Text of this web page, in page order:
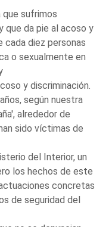
que sufrimos
que da pie al acoso y
cada diez personas
o sexualmente en
y discriminación.
según nuestra
alrededor de
sido víctimas de
del Interior, un
los hechos de este
concretas
de seguridad del